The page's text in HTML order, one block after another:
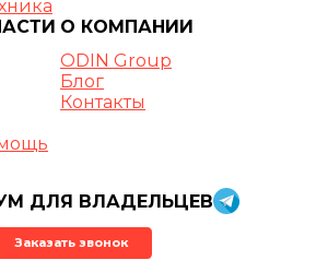
О КОМПАНИИ
ODIN Group
Блог
Контакты
ДЛЯ ВЛАДЕЛЬЦЕВ
Заказать звонок